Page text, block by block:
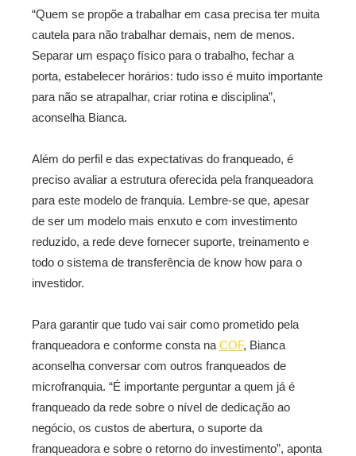
“Quem se propõe a trabalhar em casa precisa ter muita
cautela para não trabalhar demais, nem de menos.
Separar um espaço físico para o trabalho, fechar a
porta, estabelecer horários: tudo isso é muito importante
para não se atrapalhar, criar rotina e disciplina”,
aconselha Bianca.
Além do perfil e das expectativas do franqueado, é
preciso avaliar a estrutura oferecida pela franqueadora
para este modelo de franquia. Lembre-se que, apesar
de ser um modelo mais enxuto e com investimento
reduzido, a rede deve fornecer suporte, treinamento e
todo o sistema de transferência de know how para o
investidor.
Para garantir que tudo vai sair como prometido pela
franqueadora e conforme consta na COF, Bianca
aconselha conversar com outros franqueados de
microfranquia. “É importante perguntar a quem já é
franqueado da rede sobre o nível de dedicação ao
negócio, os custos de abertura, o suporte da
franqueadora e sobre o retorno do investimento”, aponta